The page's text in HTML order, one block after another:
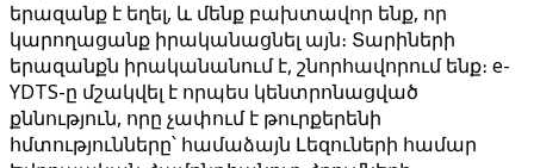
երազանք է եղել, և մենք բախտավոր ենք, որ
կարողացանք իրականացնել այն։ Տարիների
երազանքն իրականանում է, շնորհավորում ենք։ e-
YDTS-ը մշակվել է որպես կենտրոնացված
քննություն, որը չափում է թուրքերենի
հմտությունները՝ համաձայն Լեզուների համար